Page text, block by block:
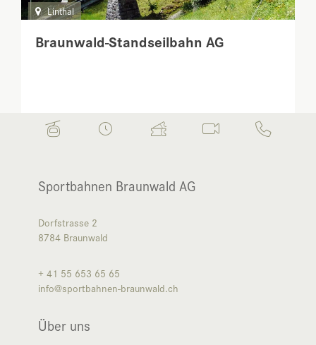
Braunwald-Standseilbahn AG
Linthal
Sportbahnen Braunwald AG
Dorfstrasse 2
8784 Braunwald
+ 41 55 653 65 65
info@sportbahnen-braunwald.ch
Über uns